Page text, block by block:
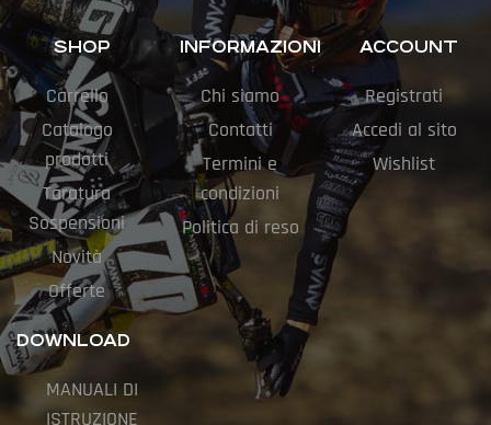
SHOP
Carrello
Catalogo
prodotti
Taratura
Sospensioni
Novità
Offerte
INFORMAZIONI
Chi siamo
Contatti
Termini e
condizioni
Politica di reso
ACCOUNT
Registrati
Accedi al sito
Wishlist
DOWNLOAD
MANUALI DI
ISTRUZIONE